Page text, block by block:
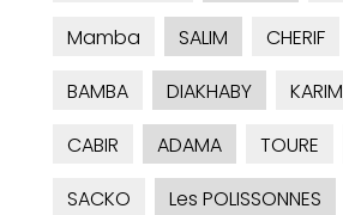
Mamba
SALIM CHERIF
BAMBA
DIAKHABY KARIM
CABIR
ADAMA TOURE
SACKO
Les POLISSONNES